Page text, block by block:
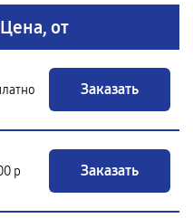
Цена, от
Заказать
р Заказать